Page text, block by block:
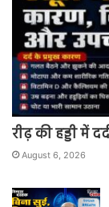
रीढ़ की हड्डी में
August 6, 2026